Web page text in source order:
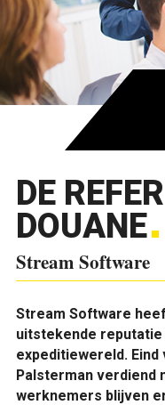
DE
DOUANE
Stream Software
Stream Software
uitstekende reputatie
expeditiewereld.
Palsterman verdiend
werknemers blijven